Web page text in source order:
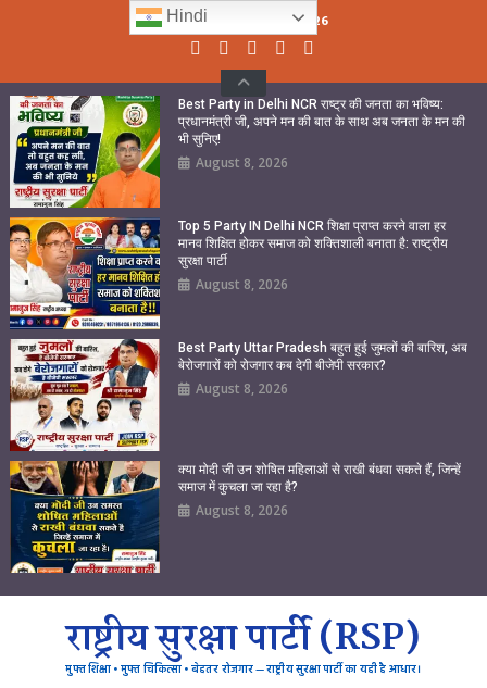
Sunday, August 09, 2026
Best Party in Delhi NCR राष्ट्र की जनता का भविष्य:
प्रधानमंत्री जी, अपने मन की बात के साथ अब जनता के मन की
भी सुनिए!
August 8, 2026
Top 5 Party IN Delhi NCR शिक्षा प्राप्त करने वाला हर
मानव शिक्षित होकर समाज को शक्तिशाली बनाता है: राष्ट्रीय
सुरक्षा पार्टी
August 8, 2026
Best Party Uttar Pradesh बहुत हुई जुमलों की बारिश, अब
बेरोजगारों को रोजगार कब देगी बीजेपी सरकार?
August 8, 2026
क्या मोदी जी उन शोषित महिलाओं से राखी बंधवा सकते हैं, जिन्हें
समाज में कुचला जा रहा है?
August 8, 2026
राष्ट्रीय सुरक्षा पार्टी (RSP)
मुफ्त शिक्षा • मुफ्त चिकित्सा • बेहतर रोजगार — राष्ट्रीय सुरक्षा पार्टी का यही है आधार।
Hindi